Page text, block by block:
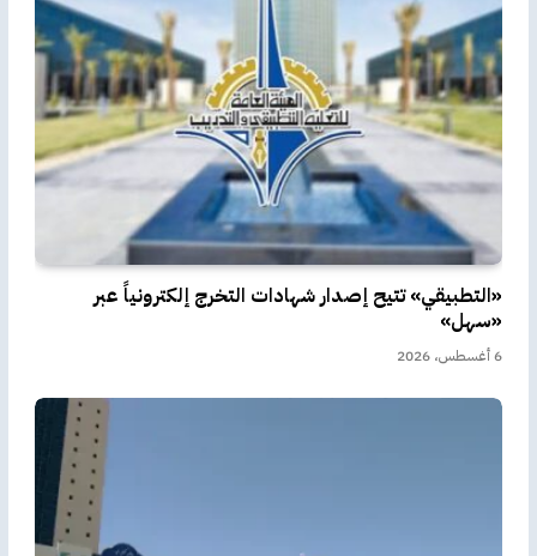
«التطبيقي» تتيح إصدار شهادات التخرج إلكترونياً عبر
«سهل»
6 أغسطس، 2026